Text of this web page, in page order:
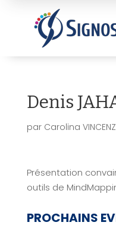
Denis
par Carolina
Présentation
outils de
PROCHAINS